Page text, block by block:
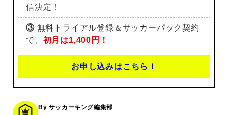
信決定！
③無料トライアル登録＆サッカーパック契約
で、 初月は1,400円！
お申し込みはこちら！
By サッカーキング編集部